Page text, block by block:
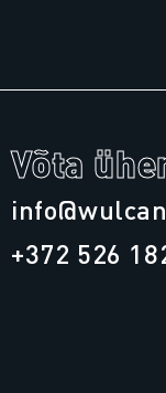
Võta
+372 526